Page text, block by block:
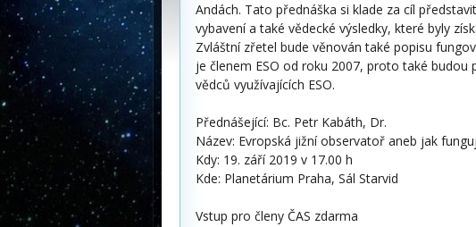
Andách. Tato přednáška si klade za cíl
vybavení a také vědecké výsledky, které byly
Zvláštní zřetel bude věnován také popisu
je členem ESO od roku 2007, proto také budou
vědců využívajících ESO.
Přednášející: Bc. Petr Kabáth, Dr.
Název: Evropská jižní observatoř aneb jak
Kdy: 19. září 2019 v 17.00 h
Kde: Planetárium Praha, Sál Starvid
Vstup pro členy ČAS zdarma